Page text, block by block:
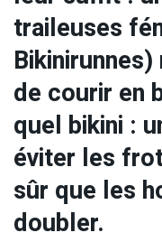
traileuses
de courir en
quel bikini :
éviter les
sûr que les
doubler.